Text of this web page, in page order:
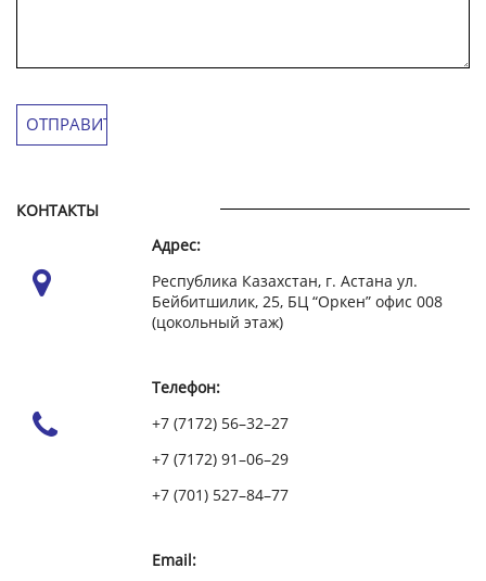
КОНТАКТЫ
Адрес:
Республика Казахстан, г. Астана ул.
Бейбитшилик, 25, БЦ “Оркен” офис 008
(цокольный этаж)
Телефон:
+7 (7172) 56–32–27
+7 (7172) 91–06–29
+7 (701) 527–84–77
Email: